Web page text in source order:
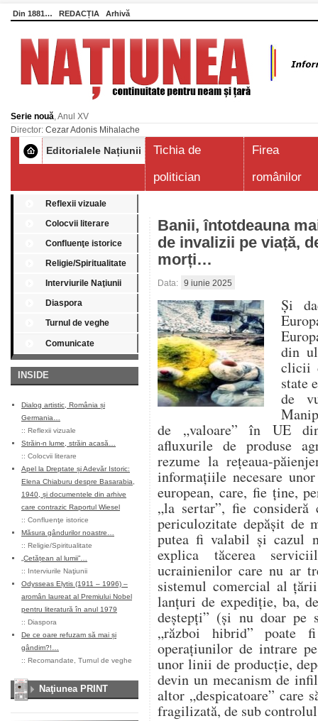
Din 1881… REDACȚIA Arhivă
Serie nouă, Anul XV
Director: Cezar Adonis Mihalache
Editorialele Națiunii
Tichia de
politician
Firea
românilor
Reflexii vizuale
Colocvii literare
Confluenţe istorice
Religie/Spiritualitate
Interviurile Naţiunii
Diaspora
Turnul de veghe
Comunicate
INSIDE
Dialog artistic, România și
Germania…
:: Reflexii vizuale
Străin-n lume, străin acasă…
:: Colocvii literare
Apel la Dreptate și Adevăr Istoric:
Elena Chiaburu despre Basarabia,
1940, și documentele din arhive
care contrazic Raportul Wiesel
:: Confluenţe istorice
Măsura gândurilor noastre…
:: Religie/Spiritualitate
„Cetățean al lumii”…
:: Interviurile Naţiunii
Odysseas Elytis (1911 – 1996) –
aromân laureat al Premiului Nobel
pentru literatură în anul 1979
:: Diaspora
De ce oare refuzam să mai și
gândim?!…
:: Recomandate Turnul de veghe
Naţiunea PRINT
Banii, întotdeauna
de invalizii pe viață,
morți…
Data: 9 iunie 2025
Și
din
clicii
state
de
de „valoare” în UE
afluxurile de produse
rezume la rețeaua-
informațiile necesare
european, care, fie ține,
„la sertar”, fie
periculozitate depășit de
putea fi valabil și cazul
explica tăcerea
ucrainienilor care nu ar
sistemul comercial al
lanțuri de expediție, ba,
deștepți” (și nu doar pe
„război hibrid” poate
operațiunilor de intrare
unor linii de producție,
devin un mecanism de
altor „despicatoare” care
fragilizată, de sub